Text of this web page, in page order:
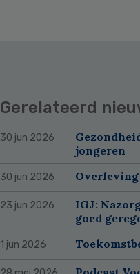
Gerelateerd
30 jun 2026
jongeren
30 jun 2026
23 jun 2026
IGJ:
goed
1 jun 2026